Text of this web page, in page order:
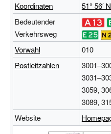
Koordinaten 51°56′ N
Bedeutender
Verkehrsweg
Vorwahl
010
Postleitzahlen
3059,
3089,
Website